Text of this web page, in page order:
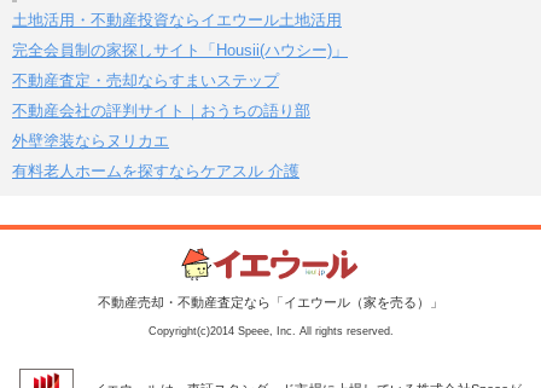
土地活用・不動産投資ならイエウール土地活用
完全会員制の家探しサイト「Housii(ハウシー)」
不動産査定・売却ならすまいステップ
不動産会社の評判サイト｜おうちの語り部
外壁塗装ならヌリカエ
有料老人ホームを探すならケアスル 介護
不動産売却・不動産査定なら「イエウール（家を売る）」
Copyright(c)2014 Speee, Inc. All rights reserved.